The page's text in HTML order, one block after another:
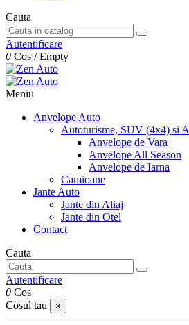
Cauta
Autentificare
0 Cos /Empty
Meniu
Anvelope Auto
Autoturisme, SUV (4x4) si
Anvelope de Vara
Anvelope All Season
Anvelope de Iarna
Camioane
Jante Auto
Jante din Aliaj
Jante din Otel
Contact
Cauta
Autentificare
0 Cos
Cosul tau
×